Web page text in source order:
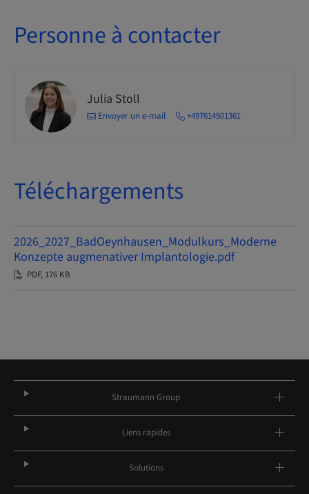
Personne à contacter
Julia Stoll
Envoyer un e-mail +497614501361
Téléchargements
2026_2027_BadOeynhausen_Modulkurs_Moderne
Konzepte augmenativer Implantologie.pdf
PDF, 176 KB
Straumann Group
Liens rapides
Solutions